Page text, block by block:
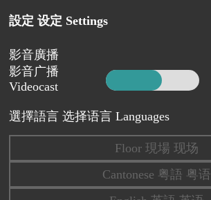
設定 设定 Settings
影音廣播
影音广播
Videocast
選擇語言 选择语言 Languages
Floor 現場 现场
Cantonese 粤語 粤语